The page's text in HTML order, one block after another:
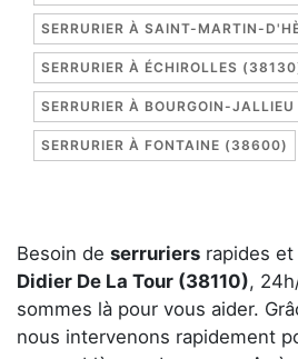
SERRURIER À SAINT-MARTIN-
SERRURIER À ÉCHIROLLES
SERRURIER À BOURGOIN-
SERRURIER À FONTAINE (38600)
Besoin de serruriers rapides
Didier De La Tour (38110),
sommes là pour vous aider.
nous intervenons rapidement